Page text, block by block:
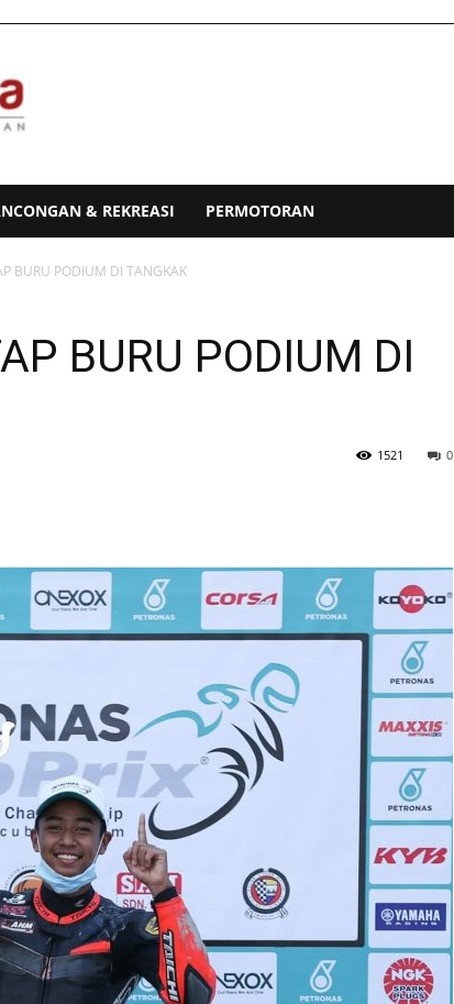
& REKREASI PERMOTORAN
BURU PODIUM DI TANGKAK
BURU PODIUM DI
0
1521